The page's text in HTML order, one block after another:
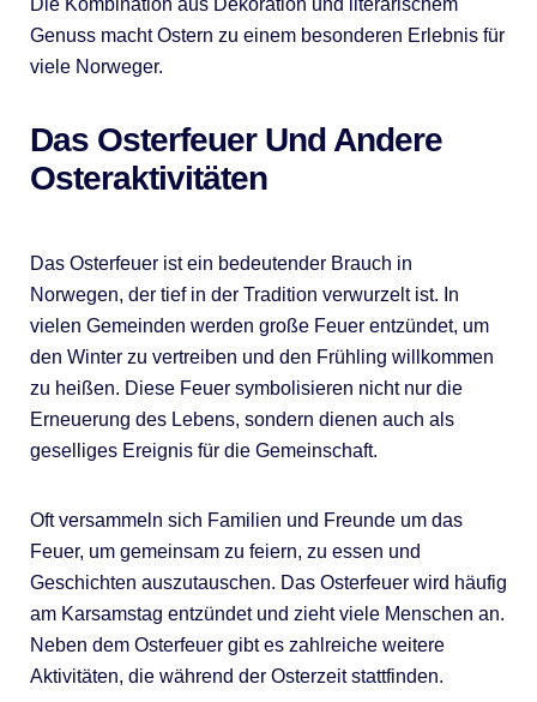
Die Kombination aus Dekoration und literarischem
Genuss macht Ostern zu einem besonderen Erlebnis für
viele Norweger.
Das Osterfeuer Und Andere
Osteraktivitäten
Das Osterfeuer ist ein bedeutender Brauch in
Norwegen, der tief in der Tradition verwurzelt ist. In
vielen Gemeinden werden große Feuer entzündet, um
den Winter zu vertreiben und den Frühling willkommen
zu heißen. Diese Feuer symbolisieren nicht nur die
Erneuerung des Lebens, sondern dienen auch als
geselliges Ereignis für die Gemeinschaft.
Oft versammeln sich Familien und Freunde um das
Feuer, um gemeinsam zu feiern, zu essen und
Geschichten auszutauschen. Das Osterfeuer wird häufig
am Karsamstag entzündet und zieht viele Menschen an.
Neben dem Osterfeuer gibt es zahlreiche weitere
Aktivitäten, die während der Osterzeit stattfinden.